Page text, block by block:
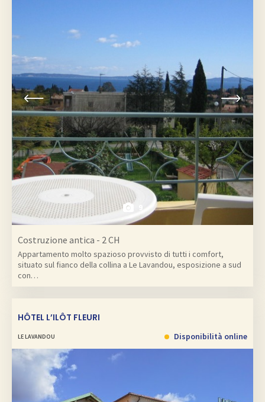
Costruzione antica - 2 CH
Appartamento molto spazioso provvisto di tutti i comfort,
situato sul fianco della collina a Le Lavandou, esposizione a sud
con…
HÔTEL L’ILÔT FLEURI
LE LAVANDOU Disponibilità online